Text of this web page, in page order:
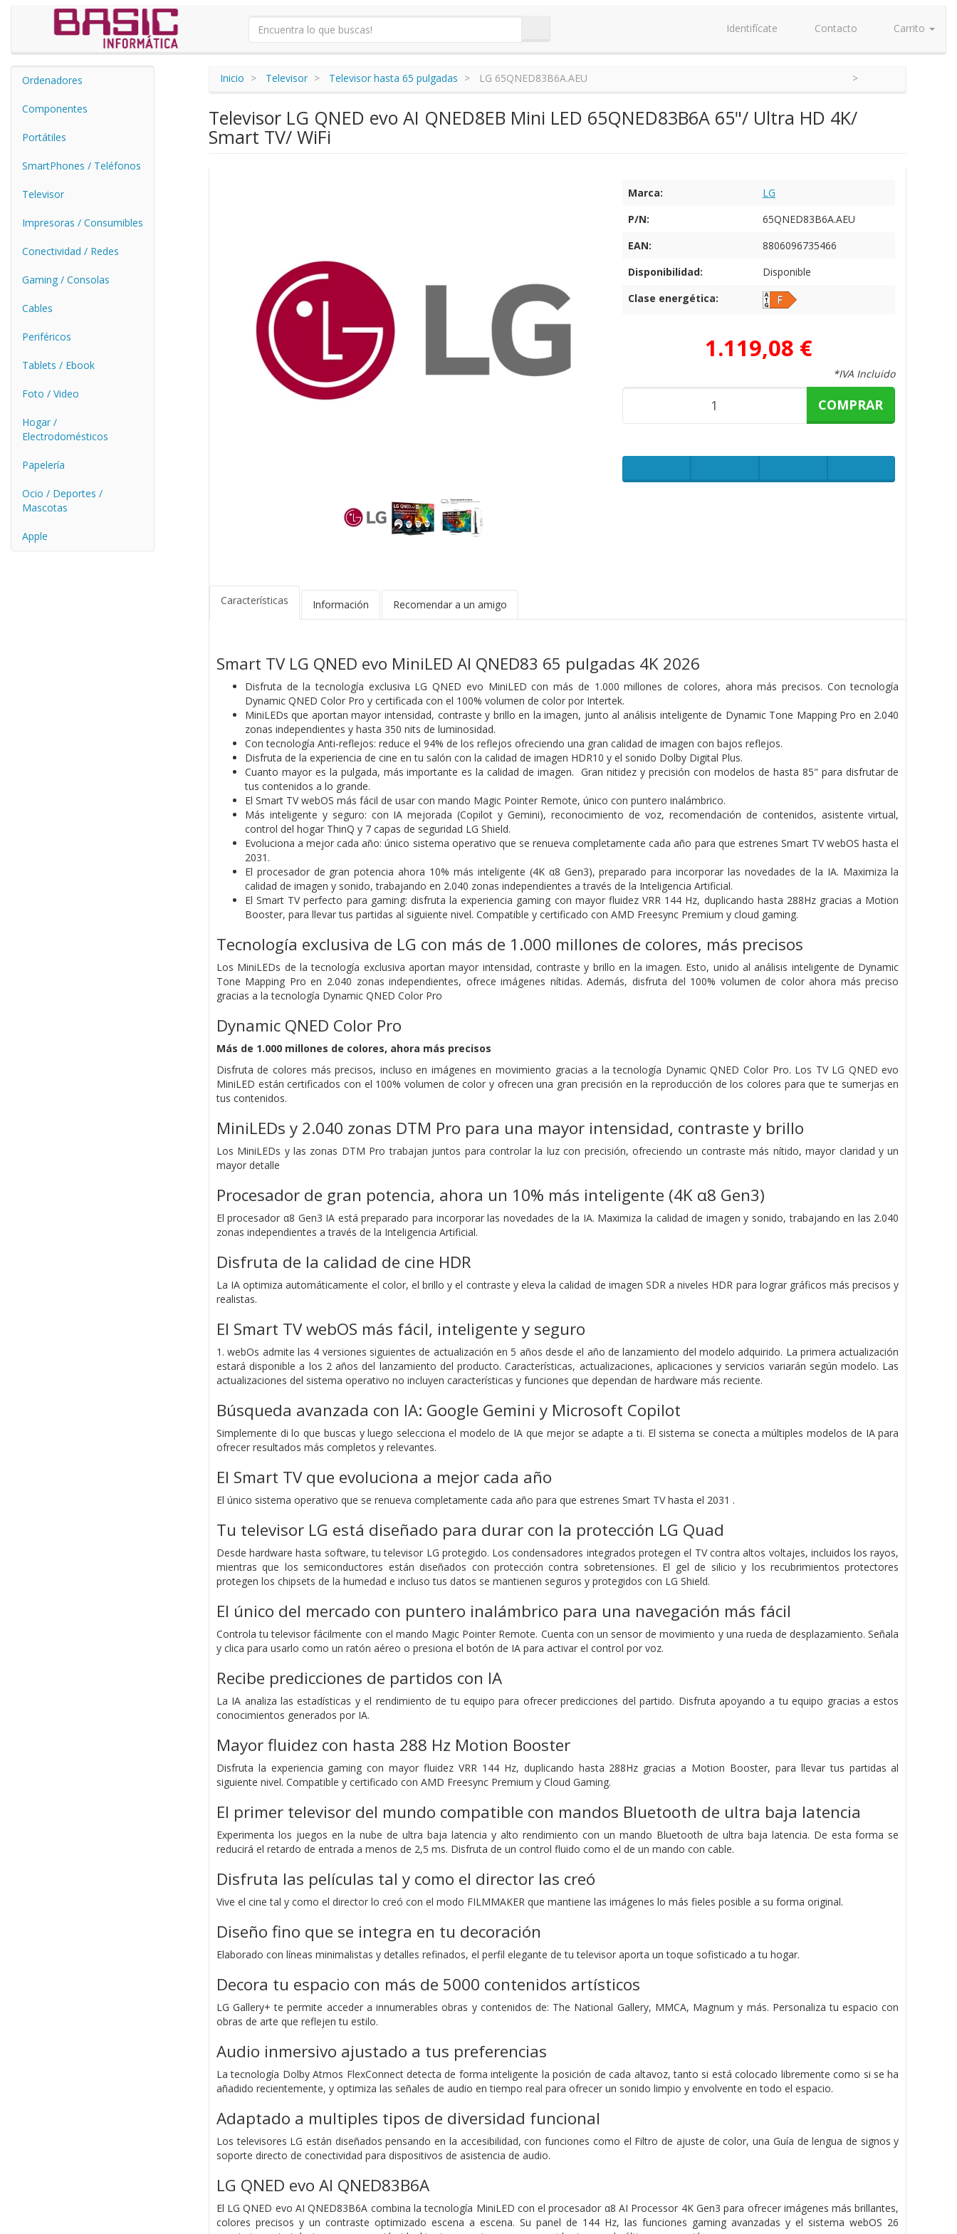
Identifícate Contacto Carrito
Ordenadores
Componentes
Portátiles
SmartPhones / Teléfonos
Televisor
Impresoras / Consumibles
Conectividad / Redes
Gaming / Consolas
Cables
Periféricos
Tablets / Ebook
Foto / Video
Hogar /
Electrodomésticos
Papelería
Ocio / Deportes /
Mascotas
Apple
Inicio Televisor Televisor hasta 65 pulgadas LG 65QNED83B6A.AEU
Televisor LG QNED evo AI QNED8EB Mini LED 65QNED83B6A 65"/ Ultra HD 4K/
Smart TV/ WiFi
Marca:
LG
P/N:
65QNED83B6A.AEU
EAN:
8806096735466
Disponibilidad:
Disponible
Clase energética:
1.119,08 €
*IVA Incluido
COMPRAR
Características Información Recomendar a un amigo
Smart TV LG QNED evo MiniLED AI QNED83 65 pulgadas 4K 2026
Disfruta de la tecnología exclusiva LG QNED evo MiniLED con más de 1.000 millones de colores, ahora más precisos. Con tecnología
Dynamic QNED Color Pro y certificada con el 100% volumen de color por Intertek.
MiniLEDs que aportan mayor intensidad, contraste y brillo en la imagen, junto al análisis inteligente de Dynamic Tone Mapping Pro en 2.040
zonas independientes y hasta 350 nits de luminosidad.
Con tecnología Anti-reflejos: reduce el 94% de los reflejos ofreciendo una gran calidad de imagen con bajos reflejos.
Disfruta de la experiencia de cine en tu salón con la calidad de imagen HDR10 y el sonido Dolby Digital Plus.
Cuanto mayor es la pulgada, más importante es la calidad de imagen. Gran nitidez y precisión con modelos de hasta 85" para disfrutar de
tus contenidos a lo grande.
El Smart TV webOS más fácil de usar con mando Magic Pointer Remote, único con puntero inalámbrico.
Más inteligente y seguro: con IA mejorada (Copilot y Gemini), reconocimiento de voz, recomendación de contenidos, asistente virtual,
control del hogar ThinQ y 7 capas de seguridad LG Shield.
Evoluciona a mejor cada año: único sistema operativo que se renueva completamente cada año para que estrenes Smart TV webOS hasta el
2031.
El procesador de gran potencia ahora 10% más inteligente (4K α8 Gen3), preparado para incorporar las novedades de la IA. Maximiza la
calidad de imagen y sonido, trabajando en 2.040 zonas independientes a través de la Inteligencia Artificial.
El Smart TV perfecto para gaming: disfruta la experiencia gaming con mayor fluidez VRR 144 Hz, duplicando hasta 288Hz gracias a Motion
Booster, para llevar tus partidas al siguiente nivel. Compatible y certificado con AMD Freesync Premium y cloud gaming.
Tecnología exclusiva de LG con más de 1.000 millones de colores, más precisos
Los MiniLEDs de la tecnología exclusiva aportan mayor intensidad, contraste y brillo en la imagen. Esto, unido al análisis inteligente de Dynamic
Tone Mapping Pro en 2.040 zonas independientes, ofrece imágenes nítidas. Además, disfruta del 100% volumen de color ahora más preciso
gracias a la tecnología Dynamic QNED Color Pro
Dynamic QNED Color Pro
Más de 1.000 millones de colores, ahora más precisos
Disfruta de colores más precisos, incluso en imágenes en movimiento gracias a la tecnología Dynamic QNED Color Pro. Los TV LG QNED evo
MiniLED están certificados con el 100% volumen de color y ofrecen una gran precisión en la reproducción de los colores para que te sumerjas en
tus contenidos.
MiniLEDs y 2.040 zonas DTM Pro para una mayor intensidad, contraste y brillo
Los MiniLEDs y las zonas DTM Pro trabajan juntos para controlar la luz con precisión, ofreciendo un contraste más nítido, mayor claridad y un
mayor detalle
Procesador de gran potencia, ahora un 10% más inteligente (4K α8 Gen3)
El procesador α8 Gen3 IA está preparado para incorporar las novedades de la IA. Maximiza la calidad de imagen y sonido, trabajando en las 2.040
zonas independientes a través de la Inteligencia Artificial.
Disfruta de la calidad de cine HDR
La IA optimiza automáticamente el color, el brillo y el contraste y eleva la calidad de imagen SDR a niveles HDR para lograr gráficos más precisos y
realistas.
El Smart TV webOS más fácil, inteligente y seguro
1. webOs admite las 4 versiones siguientes de actualización en 5 años desde el año de lanzamiento del modelo adquirido. La primera actualización
estará disponible a los 2 años del lanzamiento del producto. Características, actualizaciones, aplicaciones y servicios variarán según modelo. Las
actualizaciones del sistema operativo no incluyen características y funciones que dependan de hardware más reciente.
Búsqueda avanzada con IA: Google Gemini y Microsoft Copilot
Simplemente di lo que buscas y luego selecciona el modelo de IA que mejor se adapte a ti. El sistema se conecta a múltiples modelos de IA para
ofrecer resultados más completos y relevantes.
El Smart TV que evoluciona a mejor cada año
El único sistema operativo que se renueva completamente cada año para que estrenes Smart TV hasta el 2031 .
Tu televisor LG está diseñado para durar con la protección LG Quad
Desde hardware hasta software, tu televisor LG protegido. Los condensadores integrados protegen el TV contra altos voltajes, incluidos los rayos,
mientras que los semiconductores están diseñados con protección contra sobretensiones. El gel de silicio y los recubrimientos protectores
protegen los chipsets de la humedad e incluso tus datos se mantienen seguros y protegidos con LG Shield.
El único del mercado con puntero inalámbrico para una navegación más fácil
Controla tu televisor fácilmente con el mando Magic Pointer Remote. Cuenta con un sensor de movimiento y una rueda de desplazamiento. Señala
y clica para usarlo como un ratón aéreo o presiona el botón de IA para activar el control por voz.
Recibe predicciones de partidos con IA
La IA analiza las estadísticas y el rendimiento de tu equipo para ofrecer predicciones del partido. Disfruta apoyando a tu equipo gracias a estos
conocimientos generados por IA.
Mayor fluidez con hasta 288 Hz Motion Booster
Disfruta la experiencia gaming con mayor fluidez VRR 144 Hz, duplicando hasta 288Hz gracias a Motion Booster, para llevar tus partidas al
siguiente nivel. Compatible y certificado con AMD Freesync Premium y Cloud Gaming.
El primer televisor del mundo compatible con mandos Bluetooth de ultra baja latencia
Experimenta los juegos en la nube de ultra baja latencia y alto rendimiento con un mando Bluetooth de ultra baja latencia. De esta forma se
reducirá el retardo de entrada a menos de 2,5 ms. Disfruta de un control fluido como el de un mando con cable.
Disfruta las películas tal y como el director las creó
Vive el cine tal y como el director lo creó con el modo FILMMAKER que mantiene las imágenes lo más fieles posible a su forma original.
Diseño fino que se integra en tu decoración
Elaborado con líneas minimalistas y detalles refinados, el perfil elegante de tu televisor aporta un toque sofisticado a tu hogar.
Decora tu espacio con más de 5000 contenidos artísticos
LG Gallery+ te permite acceder a innumerables obras y contenidos de: The National Gallery, MMCA, Magnum y más. Personaliza tu espacio con
obras de arte que reflejen tu estilo.
Audio inmersivo ajustado a tus preferencias
La tecnología Dolby Atmos FlexConnect detecta de forma inteligente la posición de cada altavoz, tanto si está colocado libremente como si se ha
añadido recientemente, y optimiza las señales de audio en tiempo real para ofrecer un sonido limpio y envolvente en todo el espacio.
Adaptado a multiples tipos de diversidad funcional
Los televisores LG están diseñados pensando en la accesibilidad, con funciones como el Filtro de ajuste de color, una Guía de lengua de signos y
soporte directo de conectividad para dispositivos de asistencia de audio.
LG QNED evo AI QNED83B6A
El LG QNED evo AI QNED83B6A combina la tecnología MiniLED con el procesador α8 AI Processor 4K Gen3 para ofrecer imágenes más brillantes,
colores precisos y un contraste optimizado escena a escena. Su panel de 144 Hz, las funciones gaming avanzadas y el sistema webOS 26